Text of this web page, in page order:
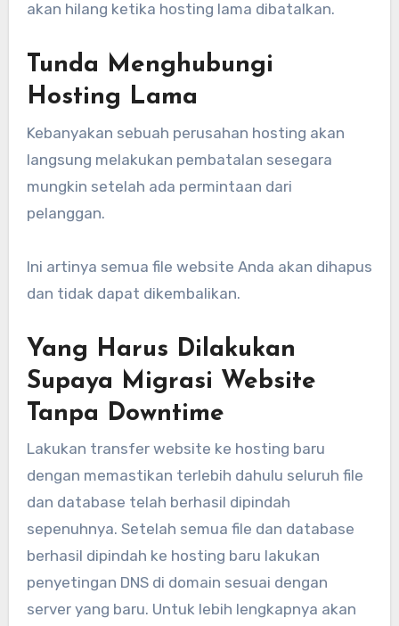
akan hilang ketika hosting lama dibatalkan.
Tunda Menghubungi
Hosting Lama
Kebanyakan sebuah perusahan hosting akan
langsung melakukan pembatalan sesegara
mungkin setelah ada permintaan dari
pelanggan.
Ini artinya semua file website Anda akan dihapus
dan tidak dapat dikembalikan.
Yang Harus Dilakukan
Supaya Migrasi Website
Tanpa Downtime
Lakukan transfer website ke hosting baru
dengan memastikan terlebih dahulu seluruh file
dan database telah berhasil dipindah
sepenuhnya. Setelah semua file dan database
berhasil dipindah ke hosting baru lakukan
penyetingan DNS di domain sesuai dengan
server yang baru. Untuk lebih lengkapnya akan